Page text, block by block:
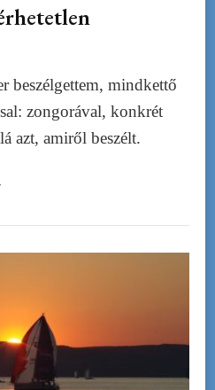
beszélgettem, mindkettő
zongorával, konkrét
azt, amiről beszélt.